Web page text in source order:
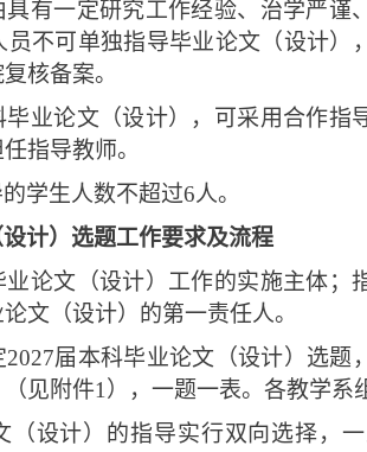
具有一定研究工作经验、治学严
员不可单独指导毕业论文（设计）
核备案。
毕业论文（设计），可采用合作
指导教师。
学生人数不超过6人。
计）选题工作要求及流程
业论文（设计）工作的实施主体
文（设计）的第一责任人。
2027届本科毕业论文（设计）选
见附件1），一题一表。各教学系
（设计）的指导实行双向选择，